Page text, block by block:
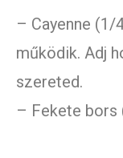
– Cayenne
működik. Adj
szereted.
– Fekete bors